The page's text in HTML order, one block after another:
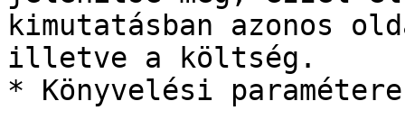
kimutatásban azonos
illetve a költség.
* Könyvelési